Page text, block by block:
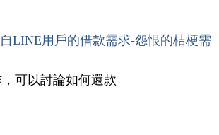
LINE用戶的借款需求-怨恨的桔梗需
可以討論如何還款